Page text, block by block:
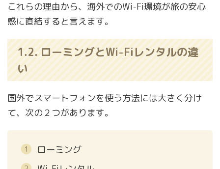
これらの理由から、海外でのWi-Fi環境が旅の安心
感に直結すると言えます。
1.2. ローミングとWi-Fiレンタルの違
い
国外でスマートフォンを使う方法には大きく分け
て、次の２つがあります。
ローミング